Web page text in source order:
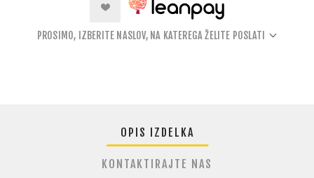
PROSIMO, IZBERITE NASLOV, NA KATEREGA ŽELITE POSLATI
OPIS IZDELKA
KONTAKTIRAJTE NAS